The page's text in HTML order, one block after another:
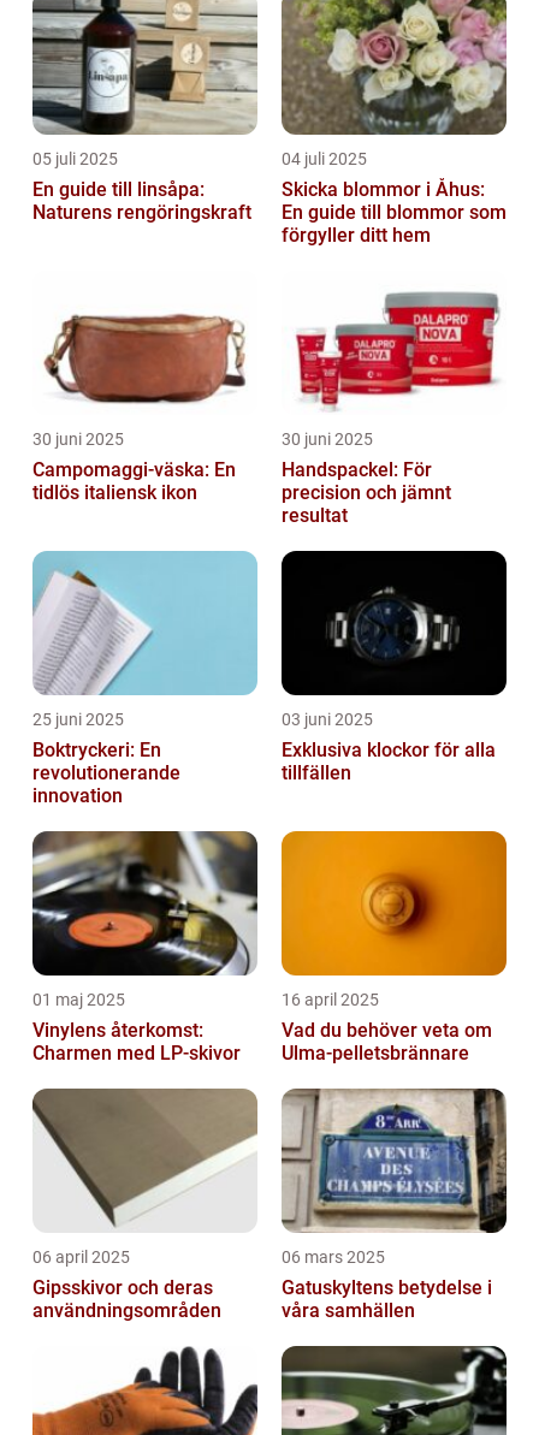
05 juli 2025
En guide till linsåpa:
Naturens rengöringskraft
04 juli 2025
Skicka blommor i Åhus:
En guide till blommor som
förgyller ditt hem
30 juni 2025
Campomaggi-väska: En
tidlös italiensk ikon
30 juni 2025
Handspackel: För
precision och jämnt
resultat
25 juni 2025
Boktryckeri: En
revolutionerande
innovation
03 juni 2025
Exklusiva klockor för alla
tillfällen
01 maj 2025
Vinylens återkomst:
Charmen med LP-skivor
16 april 2025
Vad du behöver veta om
Ulma-pelletsbrännare
06 april 2025
Gipsskivor och deras
användningsområden
06 mars 2025
Gatuskyltens betydelse i
våra samhällen